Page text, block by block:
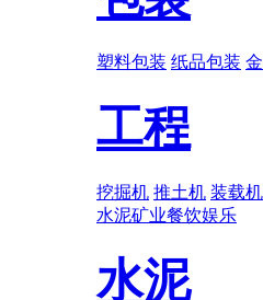
塑料包装 纸品包装
工程
挖掘机 推土机 装载机
水泥矿业餐饮娱乐
水泥